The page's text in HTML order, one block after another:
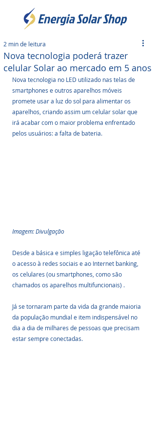
Nova tecnologia poderá trazer
celular Solar ao mercado em 5 anos
2 min de leitura
Nova tecnologia no LED utilizado nas telas de
smartphones e outros aparelhos móveis
promete usar a luz do sol para alimentar os
aparelhos, criando assim um celular solar que
irá acabar com o maior problema enfrentado
pelos usuários: a falta de bateria.
Imagem: Divulgação
Desde a básica e simples ligação telefônica até
o acesso à redes sociais e ao Internet banking,
os celulares (ou smartphones, como são
chamados os aparelhos multifuncionais) .
Já se tornaram parte da vida da grande maioria
da população mundial e item indispensável no
dia a dia de milhares de pessoas que precisam
estar sempre conectadas.